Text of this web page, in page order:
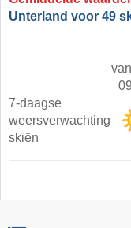
Unterland voor 49
7-daagse
weersverwachting
skiën